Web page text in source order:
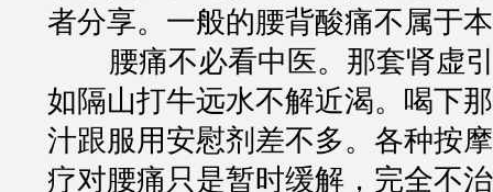
者分享。一般的腰背酸痛不属于
腰痛不必看中医。那套肾虚
如隔山打牛远水不解近渴。喝下
汁跟服用安慰剂差不多。各种按
疗对腰痛只是暂时缓解，完全不